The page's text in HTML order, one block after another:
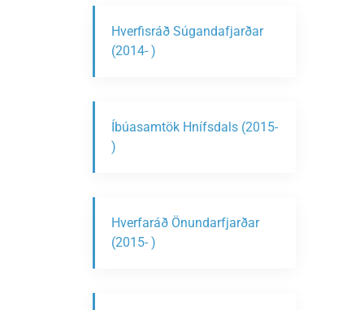
Hverfisráð Súgandafjarðar
(2014- )
Íbúasamtök Hnífsdals (2015-
)
Hverfaráð Önundarfjarðar
(2015- )